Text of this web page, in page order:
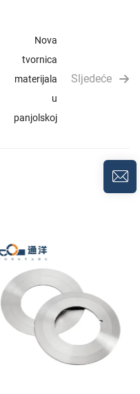
Sljedeće
Nova
tvornica
materijala
u
Španjolskoj